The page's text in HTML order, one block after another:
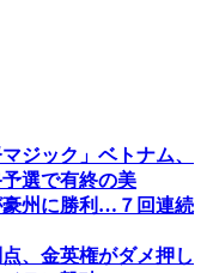
ジック」ベトナム、
選で有終の美
豪州に勝利…７回連続
、金英権がダメ押し